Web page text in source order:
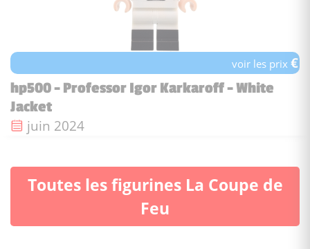
voir les prix€
hp500 - Professor Igor Karkaroff - White
Jacket
Date de sortie :
juin 2024
Toutes les figurines La Coupe de
Feu